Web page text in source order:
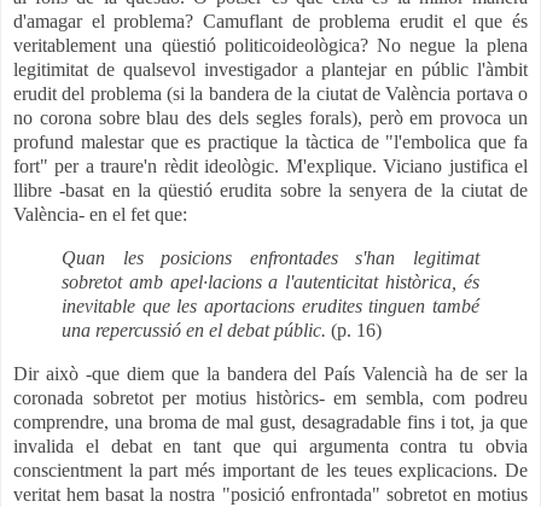
d'amagar el problema? Camuflant de problema erudit el que és
veritablement una qüestió politicoideològica? No negue la plena
legitimitat de qualsevol investigador a plantejar en públic l'àmbit
erudit del problema (si la bandera de la ciutat de València portava o
no corona sobre blau des dels segles forals), però em provoca un
profund malestar que es practique la tàctica de "l'embolica que fa
fort" per a traure'n rèdit ideològic. M'explique. Viciano justifica el
llibre -basat en la qüestió erudita sobre la senyera de la ciutat de
València- en el fet que:
Quan les posicions enfrontades s'han legitimat
sobretot amb apel·lacions a l'autenticitat històrica, és
inevitable que les aportacions erudites tinguen també
una repercussió en el debat públic. (p. 16)
Dir això -que diem que la bandera del País Valencià ha de ser la
coronada sobretot per motius històrics- em sembla, com podreu
comprendre, una broma de mal gust, desagradable fins i tot, ja que
invalida el debat en tant que qui argumenta contra tu obvia
conscientment la part més important de les teues explicacions. De
veritat hem basat la nostra "posició enfrontada" sobretot en motius